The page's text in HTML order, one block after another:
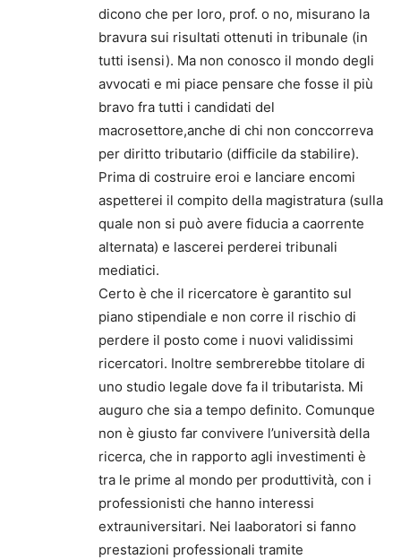
dicono che per loro, prof. o no, misurano la
bravura sui risultati ottenuti in tribunale (in
tutti isensi). Ma non conosco il mondo degli
avvocati e mi piace pensare che fosse il più
bravo fra tutti i candidati del
macrosettore,anche di chi non conccorreva
per diritto tributario (difficile da stabilire).
Prima di costruire eroi e lanciare encomi
aspetterei il compito della magistratura (sulla
quale non si può avere fiducia a caorrente
alternata) e lascerei perderei tribunali
mediatici.
Certo è che il ricercatore è garantito sul
piano stipendiale e non corre il rischio di
perdere il posto come i nuovi validissimi
ricercatori. Inoltre sembrerebbe titolare di
uno studio legale dove fa il tributarista. Mi
auguro che sia a tempo definito. Comunque
non è giusto far convivere l’università della
ricerca, che in rapporto agli investimenti è
tra le prime al mondo per produttività, con i
professionisti che hanno interessi
extrauniversitari. Nei laaboratori si fanno
prestazioni professionali tramite